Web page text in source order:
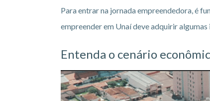
Para entrar na jornada empreendedora, é
empreender em Unaí deve adquirir
Entenda o cenário